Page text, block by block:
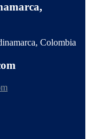
Colombia